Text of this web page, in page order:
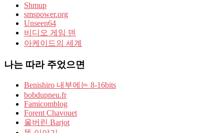
Shmup
smspower.org
Unseen64
비디오 게임 덴
아케이드의 세계
나는 따라 주었으면
Benishiro 내부에는 8-16bits
bobdupneu.fr
Famicomblog
Forent Chavouet
울버린 Barjot